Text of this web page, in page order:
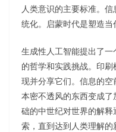
人类意识的主要标准。
统化。启蒙时代是塑造当
生成性人工智能提出了
的哲学和实践挑战。印
现并分享它们。信息的
本密不透风的东西变成
础的中世纪对世界的解
索，直到达到人类理解的